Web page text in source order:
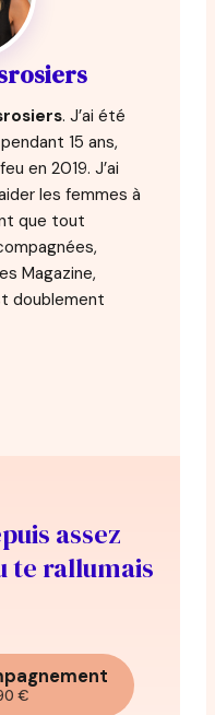
. J’ai été
15 ans,
en 2019. J’ai
les femmes à
que tout
Magazine,
doublement
assez
te rallumais
€